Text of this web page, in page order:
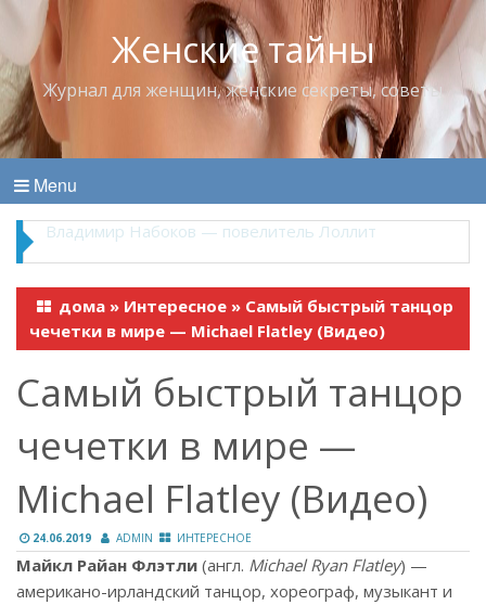
Женские тайны
Журнал для женщин, женские секреты, советы
Menu
Владимир Набоков — повелитель Лоллит
дома » Интересное » Самый быстрый танцор
чечетки в мире — Michael Flatley (Видео)
Самый быстрый танцор
чечетки в мире —
Michael Flatley (Видео)
24.06.2019 ADMIN ИНТЕРЕСНОЕ
Майкл Райан Флэтли (англ. Michael Ryan Flatley) —
американо-ирландский танцор, хореограф, музыкант и